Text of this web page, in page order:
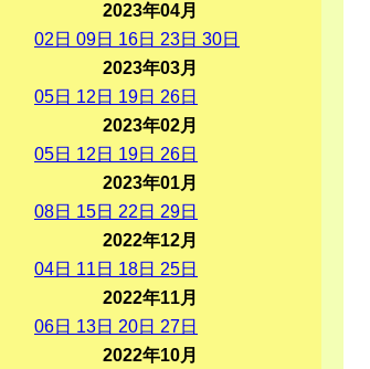
2023年04月
02 日 09日 16日 23日 30日
2023年03月
05日 12 日 19日 26日
2023年02月
05日 12 日 19日 26日
2023年01月
08日 15日 22 日 29日
2022年12月
04日 11 日 18日 25日
2022年11月
06日 13日 20日 27日
2022年10月